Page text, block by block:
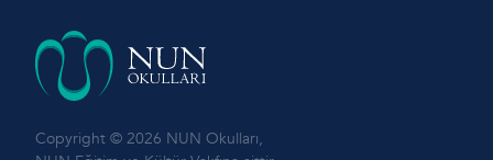
Copyright © 2026 NUN Okulları,